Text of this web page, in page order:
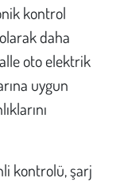
kontrol
daha
oto elektrik
uygun
kontrolü, şarj